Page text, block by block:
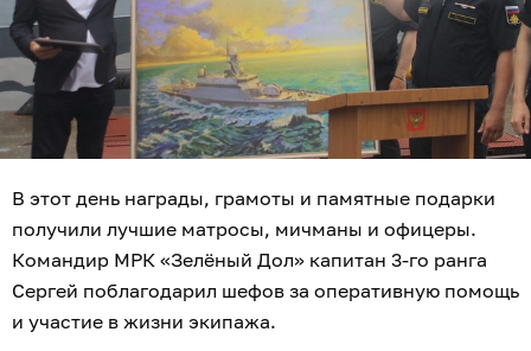
В этот день награды, грамоты и памятные подарки
получили лучшие матросы, мичманы и офицеры.
Командир МРК «Зелёный Дол» капитан 3-го ранга
Сергей поблагодарил шефов за оперативную помощь
и участие в жизни экипажа.